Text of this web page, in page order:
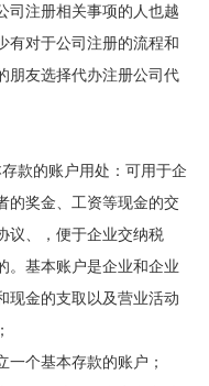
司注册相关事项的人也越
有对于公司注册的流程和
朋友选择代办注册公司代
款的账户用处：可用于企
的奖金、工资等现金的交
议、，便于企业交纳税
。基本账户是企业和企业
现金的支取以及营业活动
个基本存款的账户；